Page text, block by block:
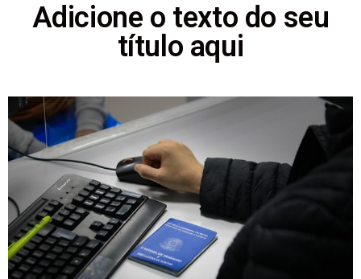
Adicione o texto do seu
título aqui